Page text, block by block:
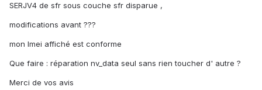
SERJV4 de sfr sous couche sfr disparue ,
modifications avant ???
mon Imei affiché est conforme
Que faire : réparation nv_data seul sans rien toucher d' autre ?
Merci de vos avis